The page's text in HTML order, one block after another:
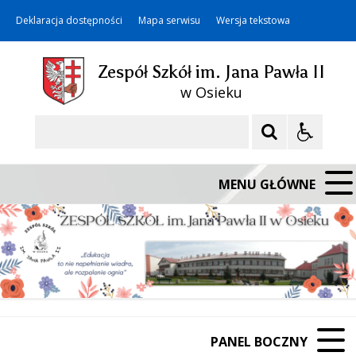
Deklaracja dostępności Mapa serwisu Wersja tekstowa
Zespół Szkół im. Jana Pawła II
w Osieku
MENU GŁÓWNE
PANEL BOCZNY